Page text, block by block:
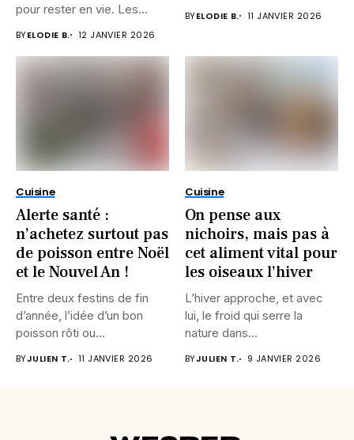
pour rester en vie. Les...
BYELODIE B. 12 JANVIER 2026
BYELODIE B. 11 JANVIER 2026
Cuisine
Alerte santé :
n’achetez surtout pas
de poisson entre Noël
et le Nouvel An !
Entre deux festins de fin
d’année, l’idée d’un bon
poisson rôti ou...
BYJULIEN T. 11 JANVIER 2026
Cuisine
On pense aux
nichoirs, mais pas à
cet aliment vital pour
les oiseaux l’hiver
L’hiver approche, et avec
lui, le froid qui serre la
nature dans...
BYJULIEN T. 9 JANVIER 2026